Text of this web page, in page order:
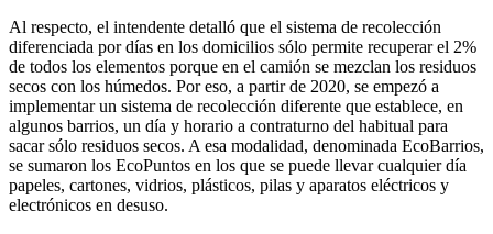
Al respecto, el intendente detalló que el sistema de recolección
diferenciada por días en los domicilios sólo permite recuperar el 2%
de todos los elementos porque en el camión se mezclan los residuos
secos con los húmedos. Por eso, a partir de 2020, se empezó a
implementar un sistema de recolección diferente que establece, en
algunos barrios, un día y horario a contraturno del habitual para
sacar sólo residuos secos. A esa modalidad, denominada EcoBarrios,
se sumaron los EcoPuntos en los que se puede llevar cualquier día
papeles, cartones, vidrios, plásticos, pilas y aparatos eléctricos y
electrónicos en desuso.